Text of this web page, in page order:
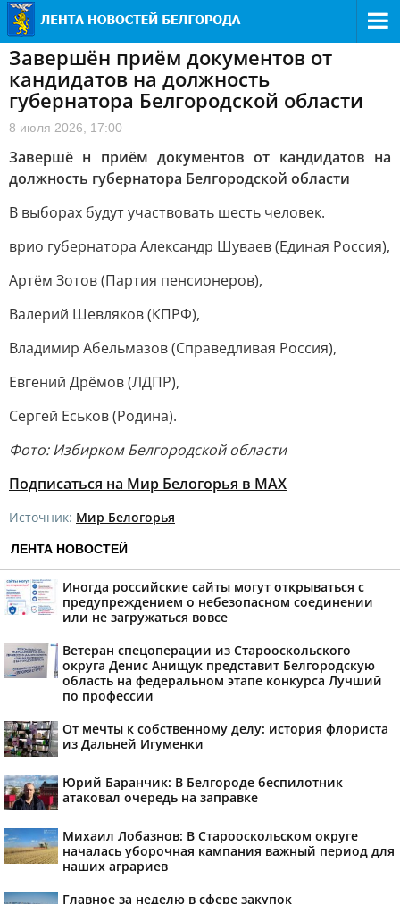
Завершён приём документов от
кандидатов на должность
губернатора Белгородской области
8 июля 2026, 17:00
Завершё н приём документов от кандидатов на
должность губернатора Белгородской области
В выборах будут участвовать шесть человек.
врио губернатора Александр Шуваев (Единая Россия),
Артём Зотов (Партия пенсионеров),
Валерий Шевляков (КПРФ),
Владимир Абельмазов (Справедливая Россия),
Евгений Дрёмов (ЛДПР),
Сергей Еськов (Родина).
Фото: Избирком Белгородской области
Подписаться на Мир Белогорья в MAX
Источник: Мир Белогорья
ЛЕНТА НОВОСТЕЙ
Иногда российские сайты могут открываться с
предупреждением о небезопасном соединении
или не загружаться вовсе
Ветеран спецоперации из Старооскольского
округа Денис Анищук представит Белгородскую
область на федеральном этапе конкурса Лучший
по профессии
От мечты к собственному делу: история флориста
из Дальней Игуменки
Юрий Баранчик: В Белгороде беспилотник
атаковал очередь на заправке
Михаил Лобазнов: В Старооскольском округе
началась уборочная кампания важный период для
наших аграриев
Главное за неделю в сфере закупок